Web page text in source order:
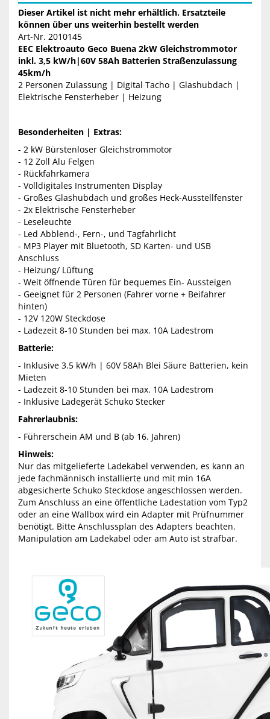
Dieser Artikel ist nicht mehr erhältlich. Ersatzteile
können über uns weiterhin bestellt werden
Art-Nr. 2010145
EEC Elektroauto Geco Buena 2kW Gleichstrommotor
inkl. 3,5 kW/h|60V 58Ah Batterien Straßenzulassung
45km/h
2 Personen Zulassung | Digital Tacho | Glashubdach |
Elektrische Fensterheber | Heizung
Besonderheiten | Extras:
- 2 kW Bürstenloser Gleichstrommotor
- 12 Zoll Alu Felgen
- Rückfahrkamera
- Volldigitales Instrumenten Display
- Großes Glashubdach und großes Heck-Ausstellfenster
- 2x Elektrische Fensterheber
- Leseleuchte
- Led Abblend-, Fern-, und Tagfahrlicht
- MP3 Player mit Bluetooth, SD Karten- und USB
Anschluss
- Heizung/ Lüftung
- Weit öffnende Türen für bequemes Ein- Aussteigen
- Geeignet für 2 Personen (Fahrer vorne + Beifahrer
hinten)
- 12V 120W Steckdose
- Ladezeit 8-10 Stunden bei max. 10A Ladestrom
Batterie:
- Inklusive 3.5 kW/h | 60V 58Ah Blei Säure Batterien, kein
Mieten
- Ladezeit 8-10 Stunden bei max. 10A Ladestrom
- Inklusive Ladegerät Schuko Stecker
Fahrerlaubnis:
- Führerschein AM und B (ab 16. Jahren)
Hinweis:
Nur das mitgelieferte Ladekabel verwenden, es kann an
jede fachmännisch installierte und mit min 16A
abgesicherte Schuko Steckdose angeschlossen werden.
Zum Anschluss an eine öffentliche Ladestation vom Typ2
oder an eine Wallbox wird ein Adapter mit Prüfnummer
benötigt. Bitte Anschlussplan des Adapters beachten.
Manipulation am Ladekabel oder am Auto ist strafbar.